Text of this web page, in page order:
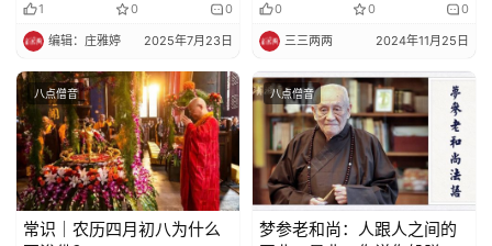
1 0 0
编辑：庄雅婷 2025年7月23日
0 0 0
三三两两 2024年11月25日
八点僧音
常识｜农历四月初八为什么
八点僧音
梦参老和尚：人跟人之间的